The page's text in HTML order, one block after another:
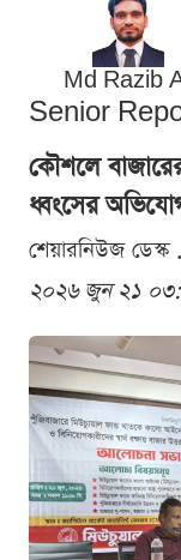
Md Razib
Senior
কৌশলে বাজারের
ধ্বংসের
শেয়ারনিউজ
২০২৬ জুন ২১